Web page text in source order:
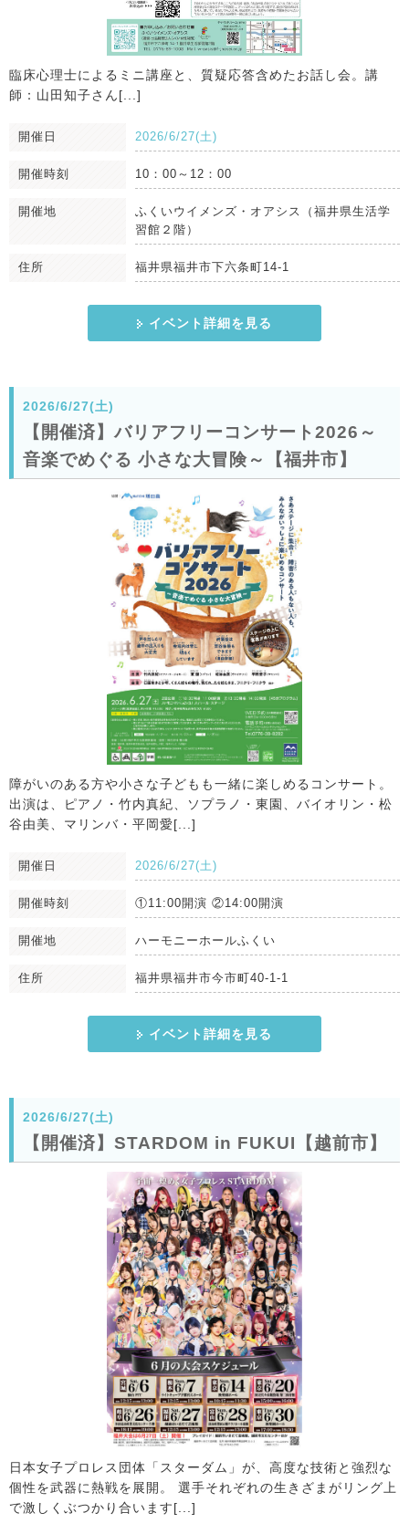
臨床心理士によるミニ講座と、質疑応答含めたお話し会。講
師：山田知子さん[...]
開催日 2026/6/27(土)
開催時刻 10：00～12：00
開催地
ふくいウイメンズ・オアシス（福井県生活学
習館２階）
住所 福井県福井市下六条町14-1
イベント詳細を見る
2026/6/27(土)
【開催済】バリアフリーコンサート2026～
音楽でめぐる 小さな大冒険～【福井市】
障がいのある方や小さな子どもも一緒に楽しめるコンサート。
出演は、ピアノ・竹内真紀、ソプラノ・東園、バイオリン・松
谷由美、マリンバ・平岡愛[...]
開催日 2026/6/27(土)
開催時刻 ①11:00開演 ②14:00開演
開催地 ハーモニーホールふくい
住所 福井県福井市今市町40-1-1
イベント詳細を見る
2026/6/27(土)
【開催済】STARDOM in FUKUI【越前市】
日本女子プロレス団体「スターダム」が、高度な技術と強烈な
個性を武器に熱戦を展開。 選手それぞれの生きざまがリング上
で激しくぶつかり合います[...]